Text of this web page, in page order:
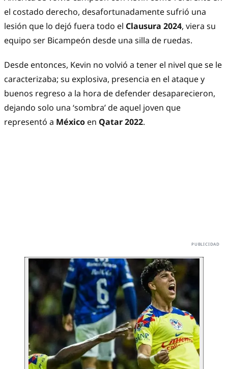
el costado derecho, desafortunadamente sufrió una
lesión que lo dejó fuera todo el Clausura 2024, viera su
equipo ser Bicampeón desde una silla de ruedas.
Desde entonces, Kevin no volvió a tener el nivel que se le
caracterizaba; su explosiva, presencia en el ataque y
buenos regreso a la hora de defender desaparecieron,
dejando solo una ‘sombra’ de aquel joven que
representó a México en Qatar 2022.